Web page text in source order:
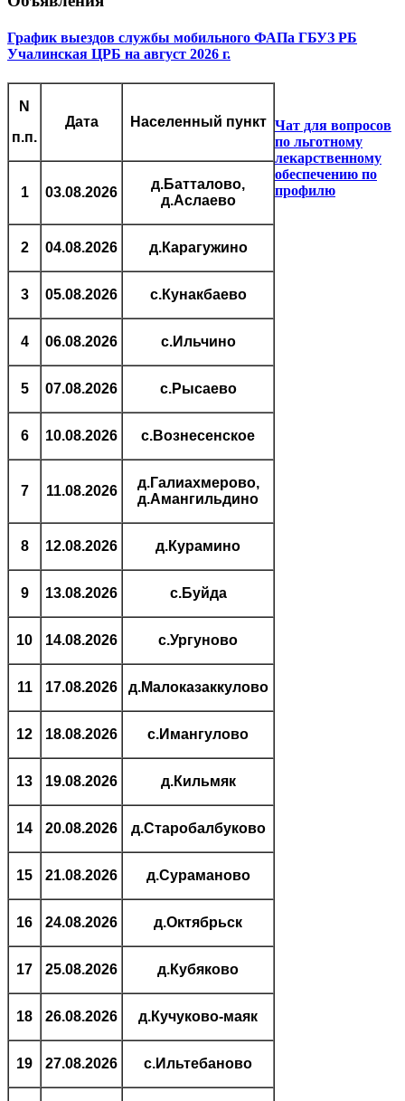
График выездов службы мобильного ФАПа ГБУЗ РБ
Учалинская ЦРБ на август 2026 г.
N
п.п.
Дата Населенный пункт
1 03.08.2026
д.Батталово,
д.Аслаево
2 04.08.2026 д.Карагужино
3 05.08.2026 с.Кунакбаево
4 06.08.2026 с.Ильчино
5 07.08.2026 с.Рысаево
6 10.08.2026 с.Вознесенское
7 11.08.2026
д.Галиахмерово,
д.Амангильдино
8 12.08.2026 д.Курамино
9 13.08.2026 с.Буйда
10 14.08.2026 с.Ургуново
11 17.08.2026 д.Малоказаккулово
12 18.08.2026 с.Имангулово
13 19.08.2026 д.Кильмяк
14 20.08.2026 д.Старобалбуково
15 21.08.2026 д.Сураманово
16 24.08.2026 д.Октябрьск
17 25.08.2026 д.Кубяково
18 26.08.2026 д.Кучуково-маяк
19 27.08.2026 с.Ильтебаново
Чат для вопросов
по льготному
лекарственному
обеспечению по
профилю